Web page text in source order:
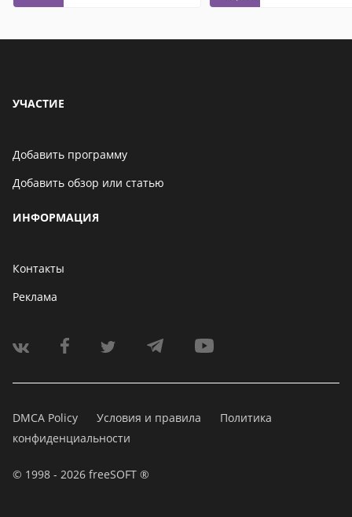
УЧАСТИЕ
Добавить программу
Добавить обзор или статью
ИНФОРМАЦИЯ
Контакты
Реклама
DMCA Policy Условия и правила
Политика
конфиденциальности
© 1998 - 2026 freeSOFT ®